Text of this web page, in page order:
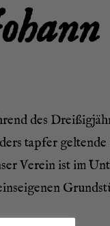
des
tap­fer
Ver­ein ist im